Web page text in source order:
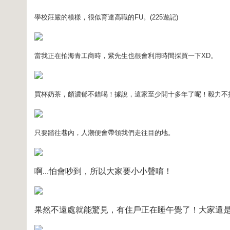
學校莊嚴的模樣，很似育達高職的FU。(225遊記)
當我正在拍海青工商時，紫先生也很會利用時間採買一下XD。
買杯奶茶，頗濃郁不錯喝！據說，這家至少開十多年了呢！毅力不
只要踏往巷內，人潮便會帶領我們走往目的地。
啊...怕會吵到，所以大家要小小聲唷！
果然不遠處就能驚見，有住戶正在睡午覺了！大家還